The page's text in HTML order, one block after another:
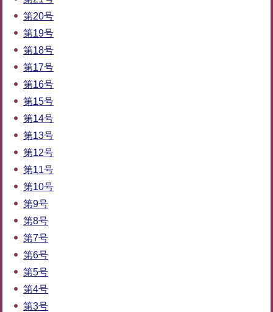
第20号
第19号
第18号
第17号
第16号
第15号
第14号
第13号
第12号
第11号
第10号
第9号
第8号
第7号
第6号
第5号
第4号
第3号